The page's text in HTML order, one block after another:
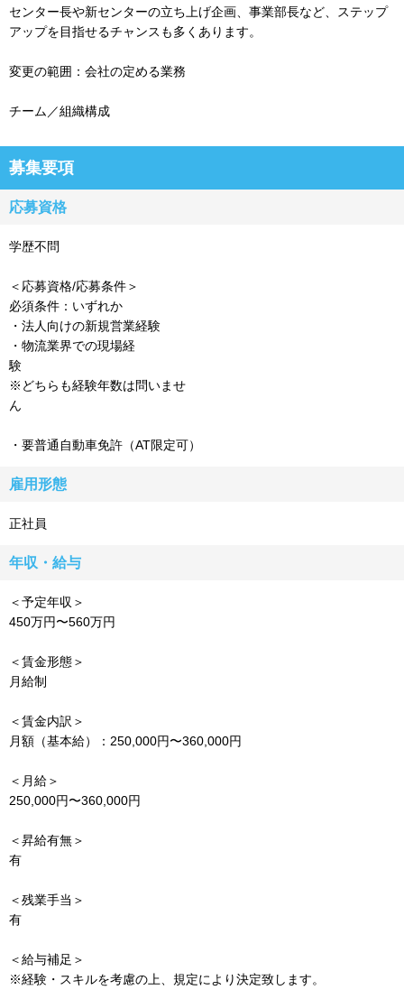
センター長や新センターの立ち上げ企画、事業部長など、ステップ
アップを目指せるチャンスも多くあります。
変更の範囲：会社の定める業務
チーム／組織構成
募集要項
応募資格
学歴不問
＜応募資格/応募条件＞
必須条件：いずれか
・法人向けの新規営業経験
・物流業界での現場経
※どちらも経験年数は問いませ
ん
・要普通自動車免許（AT限定可）
雇用形態
正社員
年収・給与
＜予定年収＞
450万円〜560万円
＜賃金形態＞
月給制
＜賃金内訳＞
月額（基本給）：250,000円〜360,000円
＜月給＞
250,000円〜360,000円
＜昇給有無＞
有
＜残業手当＞
有
＜給与補足＞
※経験・スキルを考慮の上、規定により決定致します。